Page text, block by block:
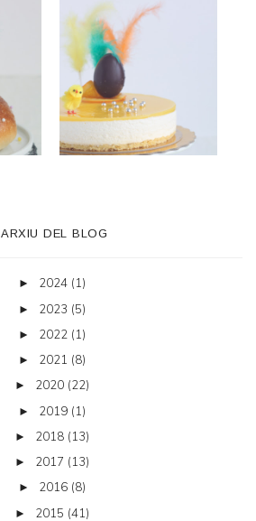
ARXIU DEL BLOG
► 2024 (1)
► 2023 (5)
► 2022 (1)
► 2021 (8)
► 2020 (22)
► 2019 (1)
► 2018 (13)
► 2017 (13)
► 2016 (8)
► 2015 (41)